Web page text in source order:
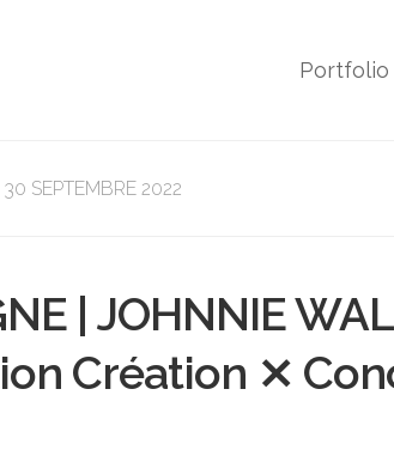
Portfolio
30 SEPTEMBRE 2022
| JOHNNIE
Création ⨯